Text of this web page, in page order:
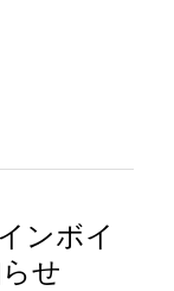
ンボイ
せ